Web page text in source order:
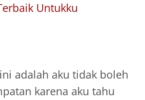
Untukku
adalah aku tidak boleh
karena aku tahu